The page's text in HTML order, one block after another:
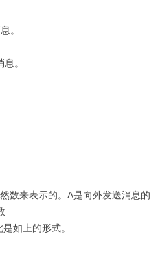
。
。
数来表示的。A是向外发送消息的
如上的形式。